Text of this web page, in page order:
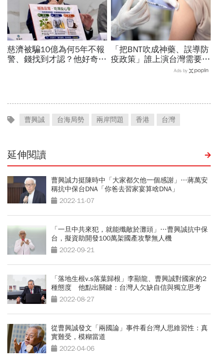
慈濟被騙10億為何5年不報
警、錢找到才認？他好奇：
「把BNT吹成神藥、誤導防
疫政策」誰上演台灣需要中
國施予恩惠的大戲？杜奕
Ads by
曹興誠 台海局勢 兩岸問題 香港 台灣
延伸閱讀
曹興誠力挺陳時中「大家都欠他一個感謝」…蔣萬安
稱抗中保台DNA「你爸去習家宴算啥DNA」
2022-11-07
「一旦中共來犯，就能殲敵於灘頭」…曹興誠抗中保
台，擬資助開發100萬架國產攻擊無人機
2022-09-21
「落地生根v.s落葉歸根」李顯龍、曹興誠對國家的2
種態度 他點出關鍵：台灣人欠缺自信與獨立思考
2022-08-27
從曹興誠發文「兩國論」事件看台灣人思維習性：真
實難受，模糊當道
2022-04-06